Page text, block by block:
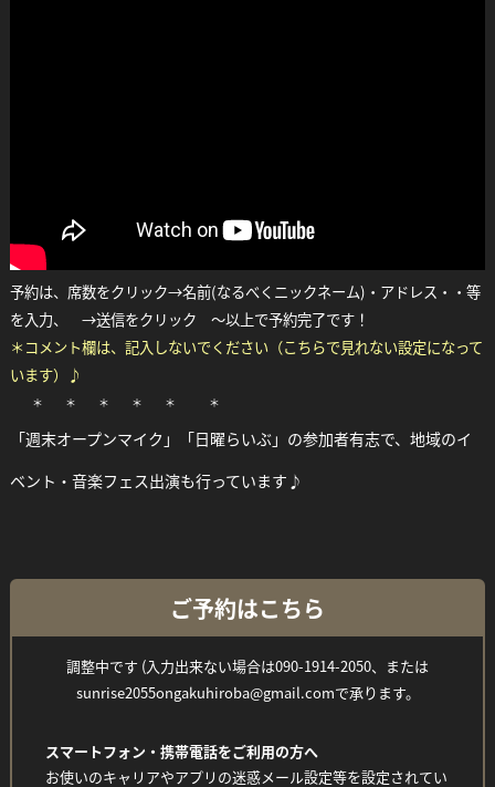
予約は、席数をクリック→名前(なるべくニックネーム)・アドレス・・等
を入力、 →送信をクリック ～以上で予約完了です！
＊コメント欄は、記入しないでください（こちらで見れない設定になって
います）♪
＊ ＊ ＊ ＊ ＊ ＊
「週末オープンマイク」「日曜らいぶ」の参加者有志で、地域のイ
ベント・音楽フェス出演も行っています♪
ご予約はこちら
調整中です (入力出来ない場合は090-1914-2050、または
sunrise2055ongakuhiroba@gmail.comで承ります。
スマートフォン・携帯電話をご利用の方へ
お使いのキャリアやアプリの迷惑メール設定等を設定されてい